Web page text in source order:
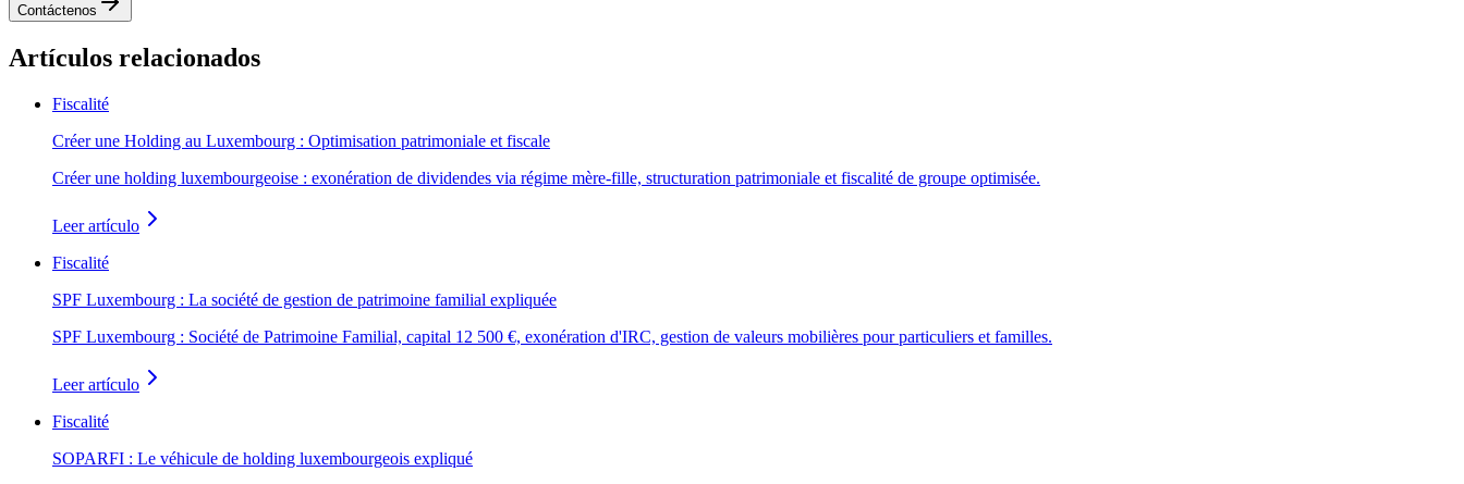
Contáctenos
Artículos relacionados
Fiscalité
Créer une Holding au Luxembourg : Optimisation patrimoniale et fiscale
Créer une holding luxembourgeoise : exonération de dividendes via régime mère-fille, structuration patrimoniale et fiscalité de groupe optimisée.
Leer artículo
Fiscalité
SPF Luxembourg : La société de gestion de patrimoine familial expliquée
SPF Luxembourg : Société de Patrimoine Familial, capital 12 500 €, exonération d'IRC, gestion de valeurs mobilières pour particuliers et familles.
Leer artículo
Fiscalité
SOPARFI : Le véhicule de holding luxembourgeois expliqué